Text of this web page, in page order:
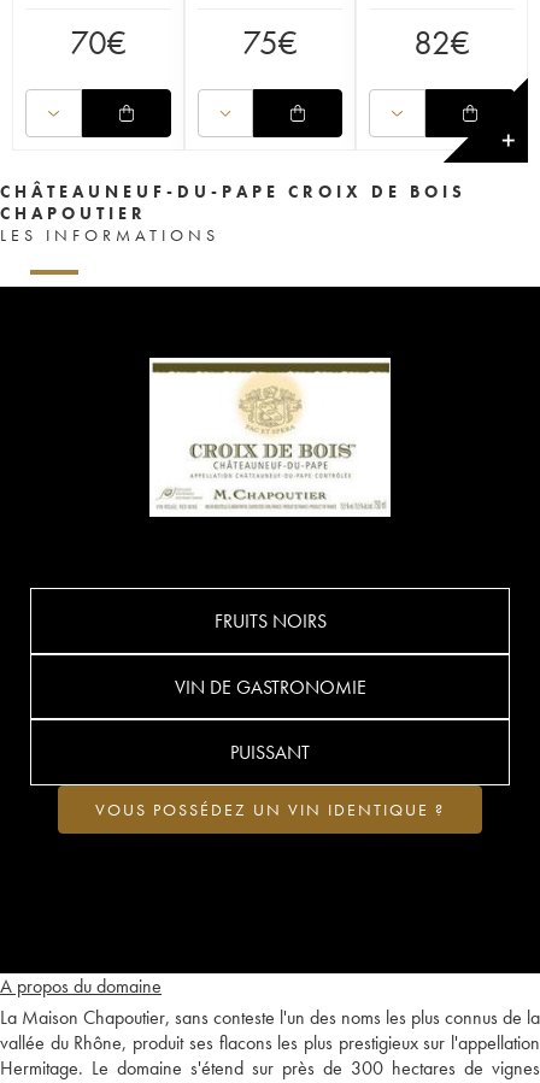
70€ 75€ 82€
✕
CHÂTEAUNEUF-DU-PAPE CROIX DE BOIS
CHAPOUTIER
LES INFORMATIONS
A propos du domaine
La Maison Chapoutier, sans conteste l'un des noms les plus connus de la
vallée du Rhône, produit ses flacons les plus prestigieux sur l'appellation
Hermitage. Le domaine s'étend sur près de 300 hectares de vignes
FRUITS NOIRS
VIN DE GASTRONOMIE
PUISSANT
VOUS POSSÉDEZ UN VIN IDENTIQUE ?